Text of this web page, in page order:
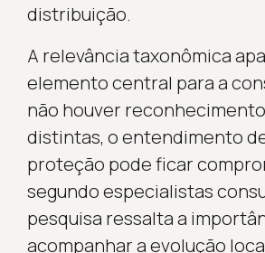
distribuição.
A relevância taxonômica
elemento central para a
não houver
distintas, o entendimento
proteção pode ficar
segundo especialistas
pesquisa ressalta a
acompanhar a evolução